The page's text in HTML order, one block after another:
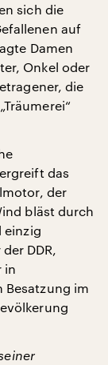
sich die
auf
Damen
Onkel oder
die
das
der
bläst durch
einzig
DDR,
in
Besatzung im